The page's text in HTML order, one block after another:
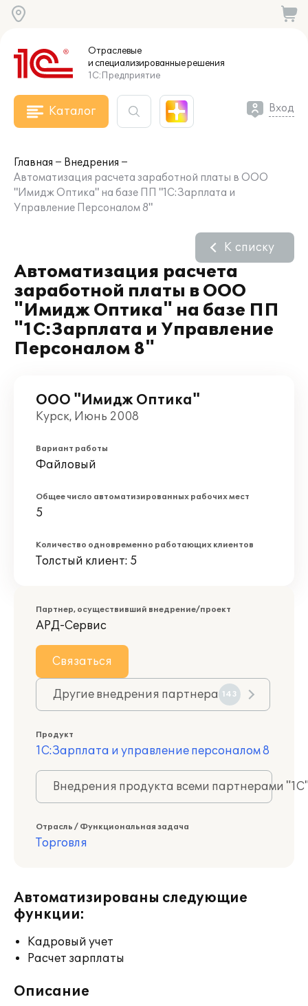
Отраслевые
и специализированныерешения
1С:Предприятие
Каталог Вход
Главная
Внедрения
Автоматизация расчета заработной платы в ООО
"Имидж Оптика" на базе ПП "1С:Зарплата и
Управление Персоналом 8"
Автоматизация расчета
заработной платы в ООО
"Имидж Оптика" на базе ПП
"1С:Зарплата и Управление
Персоналом 8"
К списку
ООО "Имидж Оптика"
Курск, Июнь 2008
Вариант работы
Файловый
Общее число автоматизированных рабочих мест
5
Количество одновременно работающих клиентов
Толстый клиент: 5
Партнер, осуществивший внедрение/проект
АРД-Сервис
Связаться
Другие внедрения партнера 143
Продукт
1С:Зарплата и управление персоналом 8
Внедрения продукта всеми партнерами
Отрасль / Функциональная задача
Торговля
Автоматизированы следующие
функции:
Кадровый учет
Расчет зарплаты
Описание